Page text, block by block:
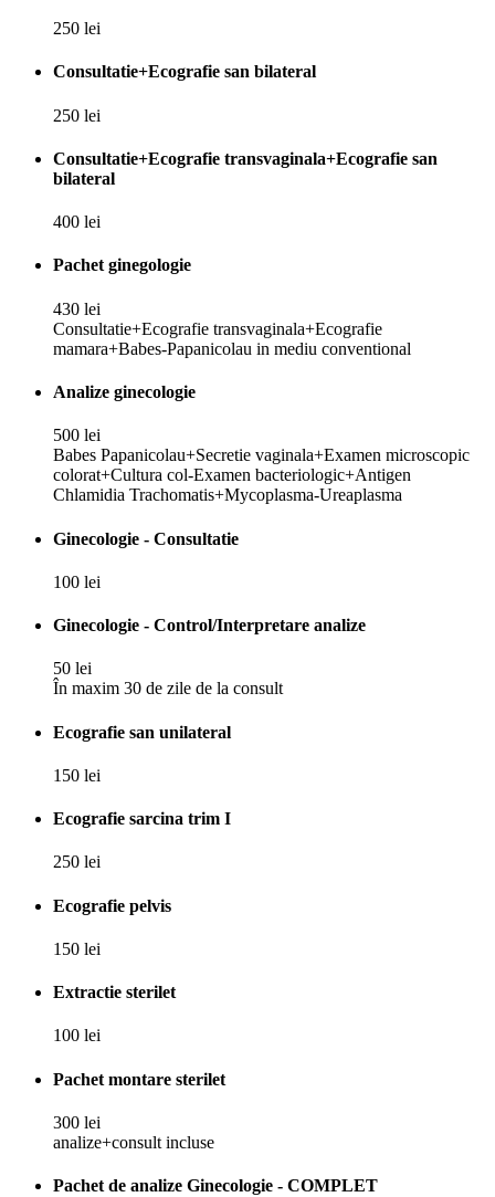
250 lei
Consultatie+Ecografie san bilateral
250 lei
Consultatie+Ecografie transvaginala+Ecografie san
bilateral
400 lei
Pachet ginegologie
430 lei
Consultatie+Ecografie transvaginala+Ecografie
mamara+Babes-Papanicolau in mediu conventional
Analize ginecologie
500 lei
Babes Papanicolau+Secretie vaginala+Examen microscopic
colorat+Cultura col-Examen bacteriologic+Antigen
Chlamidia Trachomatis+Mycoplasma-Ureaplasma
Ginecologie - Consultatie
100 lei
Ginecologie - Control/Interpretare analize
50 lei
În maxim 30 de zile de la consult
Ecografie san unilateral
150 lei
Ecografie sarcina trim I
250 lei
Ecografie pelvis
150 lei
Extractie sterilet
100 lei
Pachet montare sterilet
300 lei
analize+consult incluse
Pachet de analize Ginecologie - COMPLET